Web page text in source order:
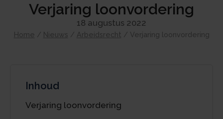
Verjaring loonvordering
18 augustus 2022
Home / Nieuws / Arbeidsrecht / Verjaring loonvordering
Inhoud
Verjaring loonvordering